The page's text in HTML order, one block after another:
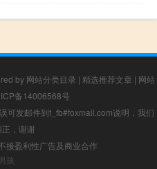
by 网站分类目录 | 精选推荐文章 | 网站
备14006568号
可发邮件到f_fb#foxmail.com说明，我们
，谢谢
接盈利性广告及商业合作
孩